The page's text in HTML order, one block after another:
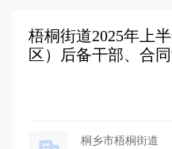
梧桐街道2025年上
区）后备干部、合
桐乡市梧桐街道